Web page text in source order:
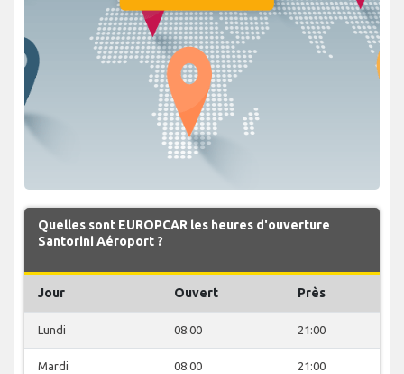
Quelles sont EUROPCAR les heures d'ouverture
Santorini Aéroport ?
Jour Ouvert Près
Lundi 08:00 21:00
Mardi 08:00 21:00